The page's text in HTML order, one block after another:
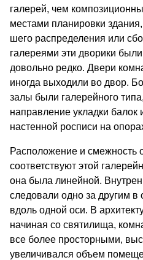
галерей, чем
местами планировки
шего распределения или
галереями эти дворики
довольно редко. Двери
иногда выходили во двор.
залы были галерейного
направление укладки балок
настенной росписи на
Расположение и смежность
соответствуют этой
она была линейной.
следовали одно за другим
вдоль одной оси. В
начиная со святилища,
все более просторными,
увеличивался объем